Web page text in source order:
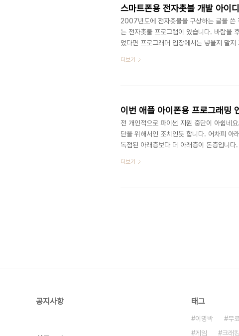
스마트폰용 전자촛불 개발 아이
2007년도에 전자촛불을 구상하는 글을 쓴
는 전자촛불 프로그램이 있습니다. 바람을
었다면 프로그래머 입장에서는 넣을지 말
http://www.ohmynews.com/
릴 수 있게 하고 주변 사람에게 유무선으로
더보기
이번 애플 아이폰용 프로그래밍
전 개인적으로 파이썬 지원 중단이 아쉽네
단을 위해서인 조치인듯 합니다. 어차피 아
독점된 아래층보다 더 아래층이 돈층입니
만 지원했죠. 반대로 안드로이드는 플래시
로이드의 경우 애플리케이션 판매자 입장
더보기
공지사항 태그
이명박 무료
게임
크래킹